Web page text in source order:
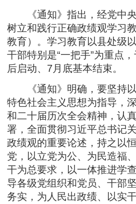
《通知》指出，经党中央
树立和践行正确政绩观学习
教育）。学习教育以县处级
干部特别是“一把手”为重点
后启动、7月底基本结束。
《通知》明确，要坚持以
特色社会主义思想为指导，
和二十届历次全会精神，认
署，全面贯彻习近平总书记
政绩观的重要论述，持之以
党，以立党为公、为民造福
干为总要求，以一体推进学
导各级党组织和党员、干部
务实，为人民出政绩、以实